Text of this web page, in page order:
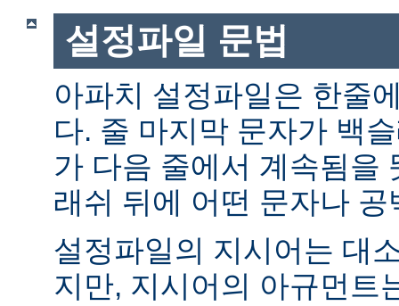
설정파일 문법
아파치 설정파일은 한줄
다. 줄 마지막 문자가 백
가 다음 줄에서 계속됨을
래쉬 뒤에 어떤 문자나
설정파일의 지시어는 대
지만, 지시어의 아규먼트